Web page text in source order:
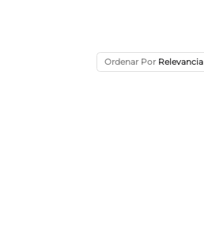
Ordenar Por Relevancia